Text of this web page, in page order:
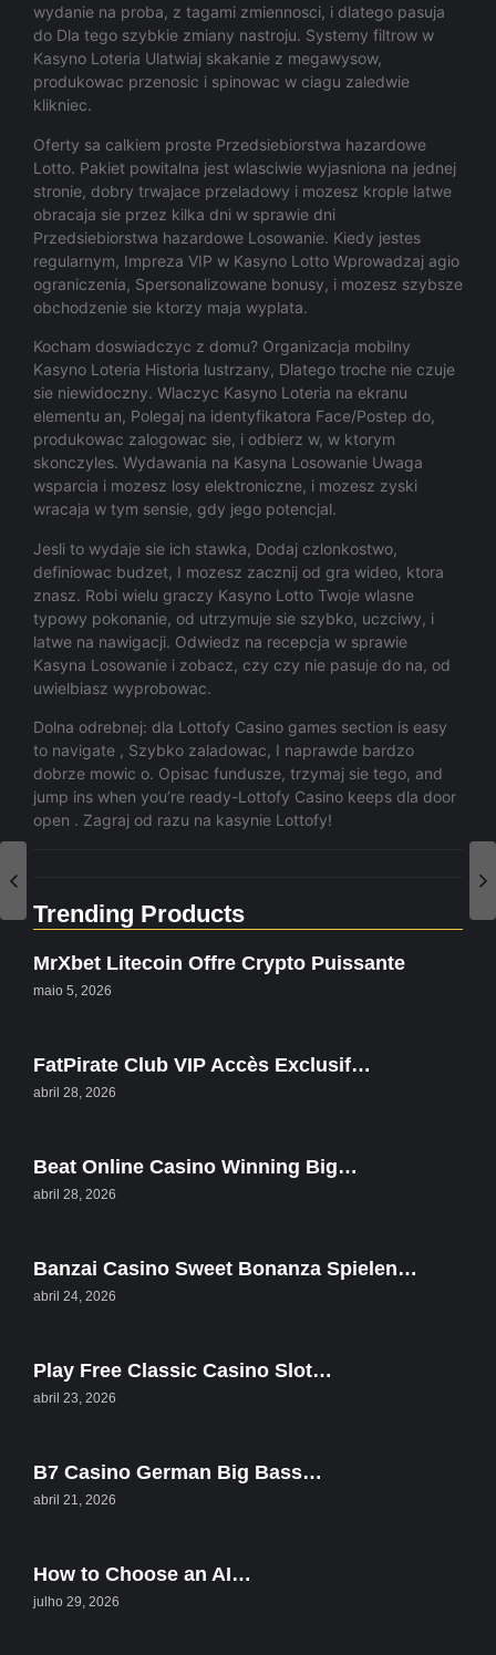
wydanie na proba, z tagami zmiennosci, i dlatego pasuja
do Dla tego szybkie zmiany nastroju. Systemy filtrow w
Kasyno Loteria Ulatwiaj skakanie z megawysow,
produkowac przenosic i spinowac w ciagu zaledwie
klikniec.
Oferty sa calkiem proste Przedsiebiorstwa hazardowe
Lotto. Pakiet powitalna jest wlasciwie wyjasniona na jednej
stronie, dobry trwajace przeladowy i mozesz krople latwe
obracaja sie przez kilka dni w sprawie dni
Przedsiebiorstwa hazardowe Losowanie. Kiedy jestes
regularnym, Impreza VIP w Kasyno Lotto Wprowadzaj agio
ograniczenia, Spersonalizowane bonusy, i mozesz szybsze
obchodzenie sie ktorzy maja wyplata.
Kocham doswiadczyc z domu? Organizacja mobilny
Kasyno Loteria Historia lustrzany, Dlatego troche nie czuje
sie niewidoczny. Wlaczyc Kasyno Loteria na ekranu
elementu an, Polegaj na identyfikatora Face/Postep do,
produkowac zalogowac sie, i odbierz w, w ktorym
skonczyles. Wydawania na Kasyna Losowanie Uwaga
wsparcia i mozesz losy elektroniczne, i mozesz zyski
wracaja w tym sensie, gdy jego potencjal.
Jesli to wydaje sie ich stawka, Dodaj czlonkostwo,
definiowac budzet, I mozesz zacznij od gra wideo, ktora
znasz. Robi wielu graczy Kasyno Lotto Twoje wlasne
typowy pokonanie, od utrzymuje sie szybko, uczciwy, i
latwe na nawigacji. Odwiedz na recepcja w sprawie
Kasyna Losowanie i zobacz, czy czy nie pasuje do na, od
uwielbiasz wyprobowac.
Dolna odrebnej: dla Lottofy Casino games section is easy
to navigate , Szybko zaladowac, I naprawde bardzo
dobrze mowic o. Opisac fundusze, trzymaj sie tego, and
jump ins when you’re ready-Lottofy Casino keeps dla door
open . Zagraj od razu na kasynie Lottofy!
Trending Products
MrXbet Litecoin Offre Crypto Puissante
maio 5, 2026
FatPirate Club VIP Accès Exclusif…
abril 28, 2026
Beat Online Casino Winning Big…
abril 28, 2026
Banzai Casino Sweet Bonanza Spielen…
abril 24, 2026
Play Free Classic Casino Slot…
abril 23, 2026
B7 Casino German Big Bass…
abril 21, 2026
How to Choose an AI…
julho 29, 2026